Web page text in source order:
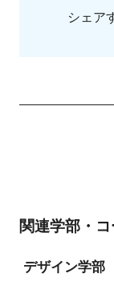
シェア
関連学部・コ
デザイン学部